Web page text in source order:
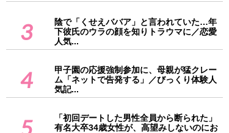
3
陰で「くせえババア」と言われていた…年
下彼氏のウラの顔を知りトラウマに／恋愛
人気...
4
甲子園の応援強制参加に、母親が猛クレー
ム「ネットで告発する」／びっくり体験人
気記...
5
「初回デートした男性全員から断られた」
有名大卒34歳女性が、高望みしないのにお